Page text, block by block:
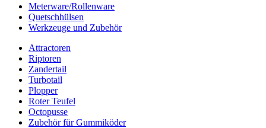
Meterware/Rollenware
Quetschhülsen
Werkzeuge und Zubehör
Attractoren
Riptoren
Zandertail
Turbotail
Plopper
Roter Teufel
Octopusse
Zubehör für Gummiköder